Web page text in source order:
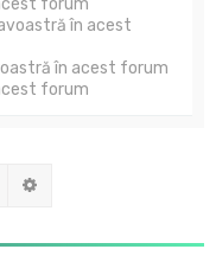
în acest
în acest forum
forum
Căutare